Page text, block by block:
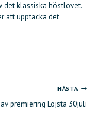
det klassiska höstlovet.
att upptäcka det
NÄSTA
premiering Lojsta 30juli